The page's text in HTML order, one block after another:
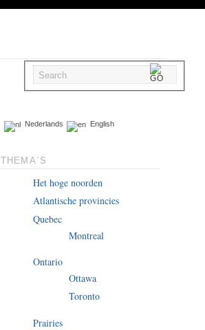
Nederlands English
THEMA´S
Het hoge noorden
Atlantische provincies
Quebec
Montreal
Ontario
Ottawa
Toronto
Prairies